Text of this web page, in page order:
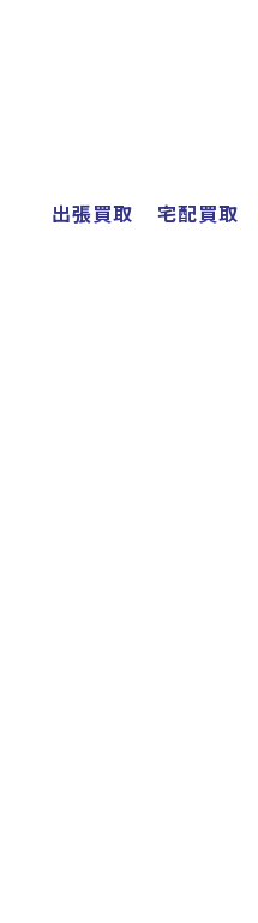
出張買取 宅配買取